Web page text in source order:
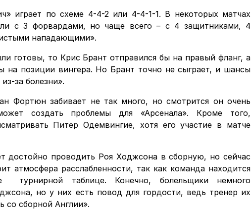
играет по схеме 4-4-2 или 4-4-1-1. В некоторых матчах
с 3 форвардами, но чаще всего – с 4 защитниками, 4
нападающими».
готовы, то Крис Брант отправился бы на правый фланг, а
на позиции вингера. Но Брант точно не сыграет, и шансы
за болезни».
Фортюн забивает не так много, но смотрится он очень
создать проблемы для «Арсенала». Кроме того,
Питер Одемвингие, хотя его участие в матче
достойно проводить Роя Ходжсона в сборную, но сейчас
атмосфера расслабленности, так как команда находится
турнирной таблице. Конечно, болельщики немного
но у них есть повод для гордости, ведь тренер их
со сборной Англии».